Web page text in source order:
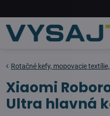
Rotačné kefy, mopovacie
Xiaomi
Ultra hlavná